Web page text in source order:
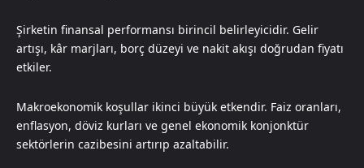
Şirketin finansal performansı birincil belirleyicidir. Gelir
artışı, kâr marjları, borç düzeyi ve nakit akışı doğrudan fiyatı
etkiler.
Makroekonomik koşullar ikinci büyük etkendir. Faiz oranları,
enflasyon, döviz kurları ve genel ekonomik konjonktür
sektörlerin cazibesini artırıp azaltabilir.